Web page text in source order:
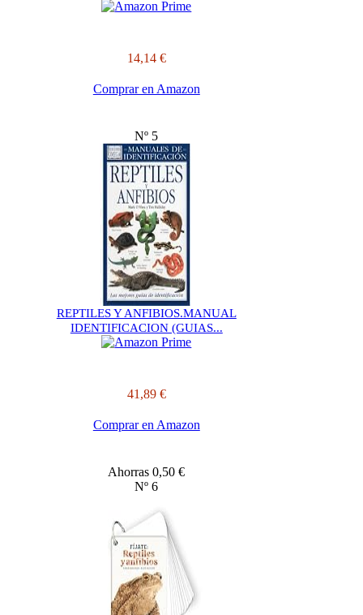
14,14 €
Comprar en Amazon
Nº 5
REPTILES Y ANFIBIOS.MANUAL
IDENTIFICACION (GUIAS...
41,89 €
Comprar en Amazon
Ahorras 0,50 €
Nº 6